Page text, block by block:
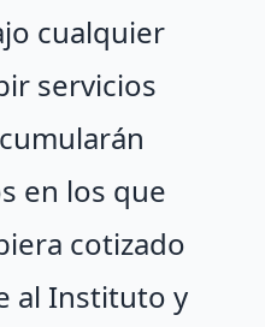
cualquier
servicios
en los que
cotizado
al Instituto y